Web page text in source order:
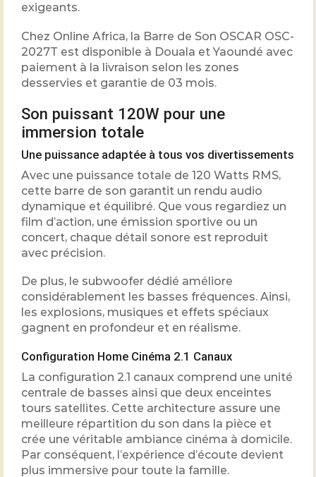
exigeants.
Chez Online Africa, la Barre de Son OSCAR OSC-
2027T est disponible à Douala et Yaoundé avec
paiement à la livraison selon les zones
desservies et garantie de 03 mois.
Son puissant 120W pour une
immersion totale
Une puissance adaptée à tous vos divertissements
Avec une puissance totale de 120 Watts RMS,
cette barre de son garantit un rendu audio
dynamique et équilibré. Que vous regardiez un
film d’action, une émission sportive ou un
concert, chaque détail sonore est reproduit
avec précision.
De plus, le subwoofer dédié améliore
considérablement les basses fréquences. Ainsi,
les explosions, musiques et effets spéciaux
gagnent en profondeur et en réalisme.
Configuration Home Cinéma 2.1 Canaux
La configuration 2.1 canaux comprend une unité
centrale de basses ainsi que deux enceintes
tours satellites. Cette architecture assure une
meilleure répartition du son dans la pièce et
crée une véritable ambiance cinéma à domicile.
Par conséquent, l’expérience d’écoute devient
plus immersive pour toute la famille.